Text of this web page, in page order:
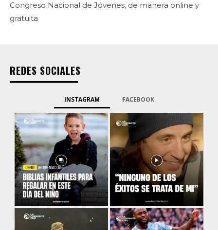
Congreso Nacional de Jóvenes, de manera online y
gratuita
REDES SOCIALES
INSTAGRAM FACEBOOK